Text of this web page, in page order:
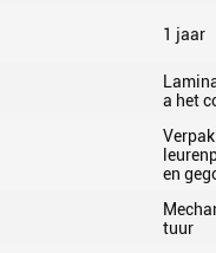
1 jaar
a het
en
tuur